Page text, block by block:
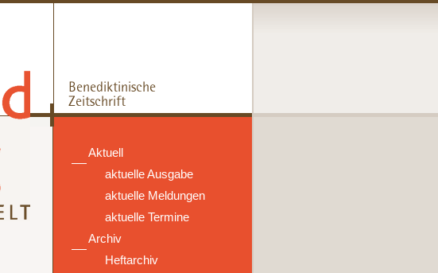
Aktuell
aktuelle Ausgabe
aktuelle Meldungen
aktuelle Termine
Archiv
Heftarchiv